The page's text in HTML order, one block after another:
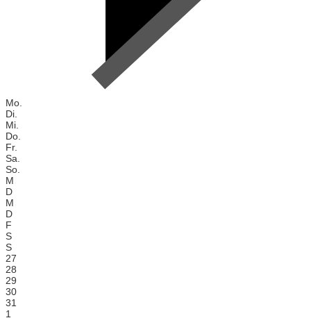
Mo.
Di.
Mi.
Do.
Fr.
Sa.
So.
M
D
M
D
F
S
S
27
28
29
30
31
1